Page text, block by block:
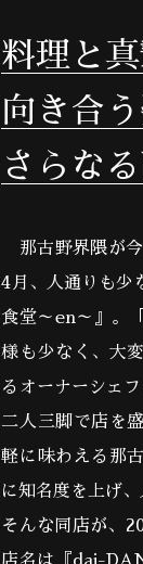
料理と
向き合
さらな
那古野界隈が今
4月、人通りも少
食堂～en～』。
様も少なく、大
るオーナーシェ
二人三脚で店を
軽に味わえる那
に知名度を上げ
そんな同店が、
店名は『dai-